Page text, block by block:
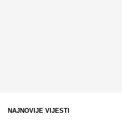
NAJNOVIJE VIJESTI